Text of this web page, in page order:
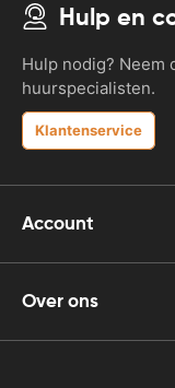
Hulp en
Hulp nodig? Neem
huurspecialisten.
Klantenservice
Account
Over ons